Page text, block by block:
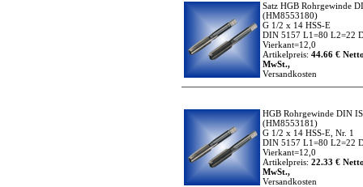
Satz HGB Rohrgewinde
(HM8553180)
G 1/2 x 14 HSS-E
DIN 5157 L1=80 L2=22
Vierkant=12,0
Artikelpreis: 44.66 €
MwSt.,
Versandkosten
HGB Rohrgewinde DIN
(HM8553181)
G 1/2 x 14 HSS-E, Nr. 1
DIN 5157 L1=80 L2=22
Vierkant=12,0
Artikelpreis: 22.33 €
MwSt.,
Versandkosten